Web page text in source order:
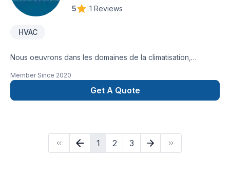
5
1 Reviews
HVAC
Nous oeuvrons dans les domaines de la climatisation,
et nous sauront répondre a vos besoins.
Member Since 2020
Get A Quote
1 2 3